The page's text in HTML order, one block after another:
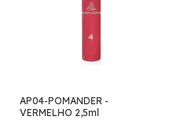
AP04-POMANDER -
VERMELHO 2,5ml